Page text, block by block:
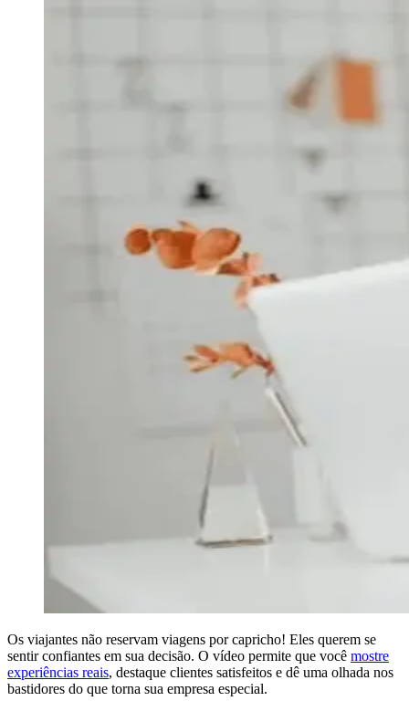
Os viajantes não reservam viagens por capricho! Eles querem se
sentir confiantes em sua decisão. O vídeo permite que você mostre
experiências reais, destaque clientes satisfeitos e dê uma olhada nos
bastidores do que torna sua empresa especial.